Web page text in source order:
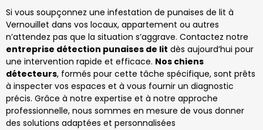
Si vous soupçonnez une infestation de punaises de lit à
Vernouillet dans vos locaux, appartement ou autres
n’attendez pas que la situation s’aggrave. Contactez notre
entreprise détection punaises de lit dès aujourd’hui pour
une intervention rapide et efficace. Nos chiens
détecteurs, formés pour cette tâche spécifique, sont prêts
à inspecter vos espaces et à vous fournir un diagnostic
précis. Grâce à notre expertise et à notre approche
professionnelle, nous sommes en mesure de vous donner
des solutions adaptées et personnalisées